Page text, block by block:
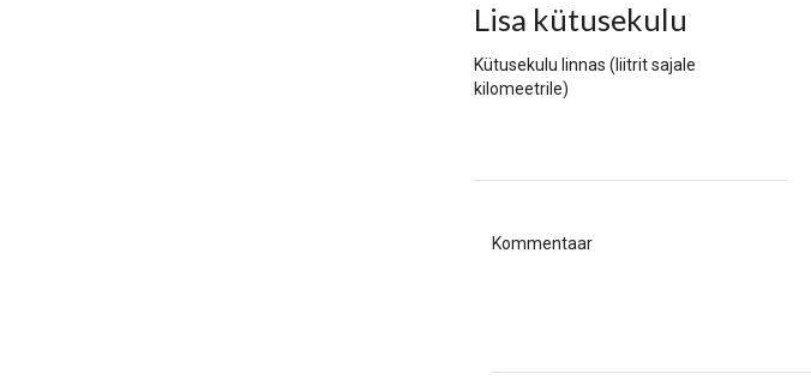
Lisa kütusekulu
Kütusekulu linnas (liitrit sajale
kilomeetrile)
Kommentaar